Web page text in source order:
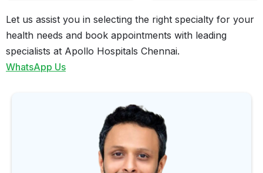
Let us assist you in selecting the right specialty for your
health needs and book appointments with leading
specialists at Apollo Hospitals Chennai.
WhatsApp Us